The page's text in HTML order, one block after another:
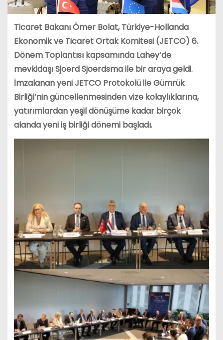
Ticaret Bakanı Ömer Bolat, Türkiye-Hollanda
Ekonomik ve Ticaret Ortak Komitesi (JETCO) 6.
Dönem Toplantısı kapsamında Lahey’de
mevkidaşı Sjoerd Sjoerdsma ile bir araya geldi.
İmzalanan yeni JETCO Protokolü ile Gümrük
Birliği’nin güncellenmesinden vize kolaylıklarına,
yatırımlardan yeşil dönüşüme kadar birçok
alanda yeni iş birliği dönemi başladı.